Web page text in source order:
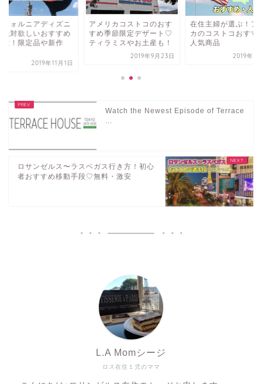
リカコストコのおす
季節限定デザート♡
ラミスやお土産も！
在住主婦が選ぶ！アメリ
カのコストコおすすめ・
人気商品
2019年9月19日
カリフォルニアディ
ー♡絶対欲しいおす
お土産！限定品や新
Watch the Newest Episode of Terrace
...
ロサンゼルス〜ラスベガス行き方！初心
者おすすめ移動手段♡無料・激安
ロス在住１児のママ
L.A Momシージ